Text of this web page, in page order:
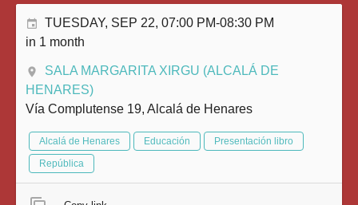
TUESDAY, SEP 22, 07:00 PM-08:30 PM
in 1 month
SALA MARGARITA XIRGU (ALCALÁ DE
HENARES)
Vía Complutense 19, Alcalá de Henares
Alcalá de Henares Educación
Presentación libro
República